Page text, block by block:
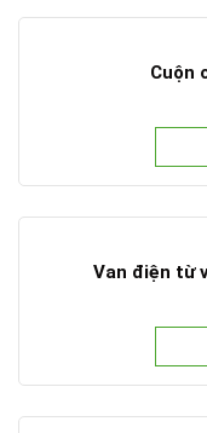
Cuộn
Van điện từ